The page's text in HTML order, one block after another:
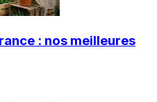
: nos meilleures